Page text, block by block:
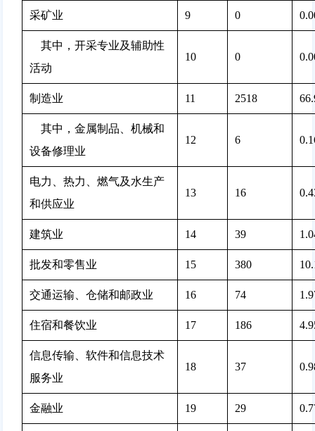
采矿业 9 0
其中，开采专业及辅助性
活动
10 0
制造业 11 2518
其中，金属制品、机械和
设备修理业
12 6
电力、热力、燃气及水生产
和供应业
13 16
建筑业 14 39
批发和零售业 15 380
交通运输、仓储和邮政业 16 74
住宿和餐饮业 17 186
信息传输、软件和信息技术
服务业
18 37
金融业 19 29